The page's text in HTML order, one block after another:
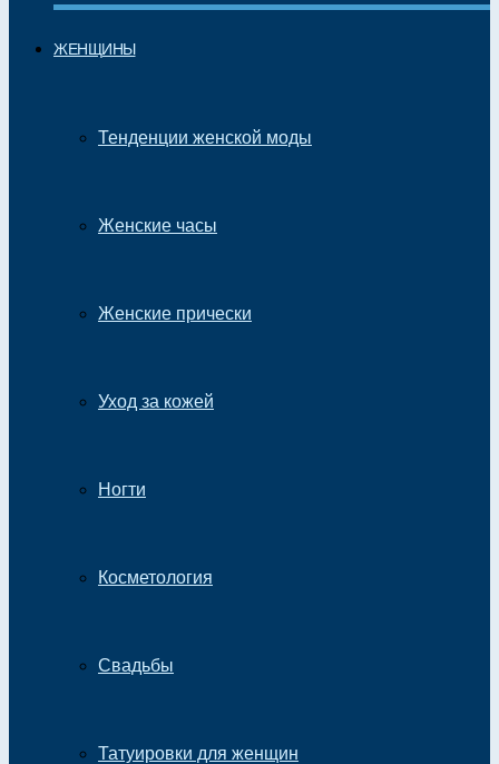
ЖЕНЩИНЫ
Тенденции женской моды
Женские часы
Женские прически
Уход за кожей
Ногти
Косметология
Свадьбы
Татуировки для женщин